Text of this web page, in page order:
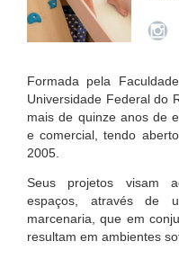
Formada pela
Universidade Federal do
mais de quinze anos de
e comercial, tendo
2005.
Seus projetos visam
espaços, através de
marcenaria, que em
resultam em ambientes